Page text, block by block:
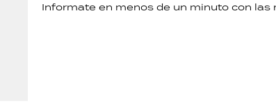
Informate en menos de un minuto con